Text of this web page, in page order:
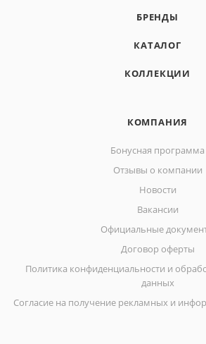
БРЕНДЫ
КАТАЛОГ
КОЛЛЕКЦИИ
КОМПАНИЯ
Бонусная программа
Отзывы о компании
Новости
Вакансии
Официальные
Договор оферты
Политика конфиденциальности и
данных
Согласие на получение рекламных и